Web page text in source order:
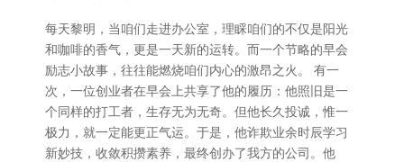
每天黎明，当咱们走进办公室，理睬咱们的不仅是阳光
和咖啡的香气，更是一天新的运转。而一个节略的早会
励志小故事，往往能燃烧咱们内心的激昂之火。 有一
次，一位创业者在早会上共享了他的履历：他照旧是一
个同样的打工者，生存无为无奇。但他长久投诚，惟一
极力，就一定能更正气运。于是，他诈欺业余时辰学习
新妙技，收敛积攒素养，最终创办了我方的公司。他